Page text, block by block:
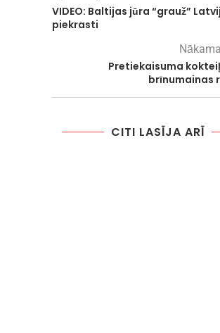
VIDEO: Baltijas jūra “grauž”
piekrasti
Pretiekaisuma
brīnumainas
CITI LASĪJA ARĪ